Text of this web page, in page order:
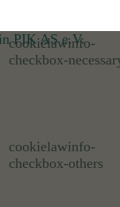
cookielawinfo-
checkbox-
cookielawinfo-
checkbox-others